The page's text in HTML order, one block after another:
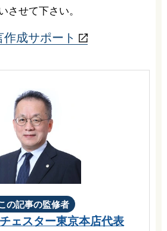
させて下さい。
作成サポート
の記事の監修者
ェスター東京本店代表